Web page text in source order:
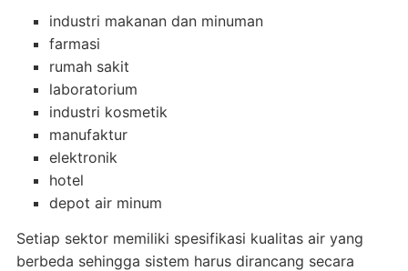
industri makanan dan minuman
farmasi
rumah sakit
laboratorium
industri kosmetik
manufaktur
elektronik
hotel
depot air minum
Setiap sektor memiliki spesifikasi kualitas air yang
berbeda sehingga sistem harus dirancang secara